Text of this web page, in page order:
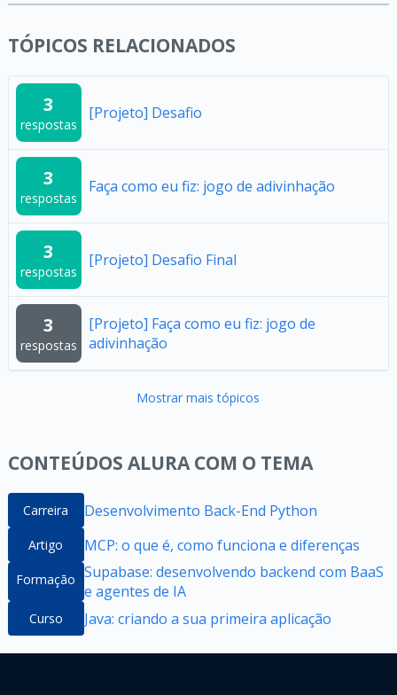
TÓPICOS RELACIONADOS
3
respostas
[Projeto] Desafio
3
respostas
Faça como eu fiz: jogo de adivinhação
3
respostas
[Projeto] Desafio Final
3
respostas
[Projeto] Faça como eu fiz: jogo de
adivinhação
Mostrar mais tópicos
CONTEÚDOS ALURA COM O TEMA
Carreira Desenvolvimento Back-End Python
Artigo MCP: o que é, como funciona e diferenças
Formação Supabase: desenvolvendo backend com BaaS
e agentes de IA
Curso Java: criando a sua primeira aplicação